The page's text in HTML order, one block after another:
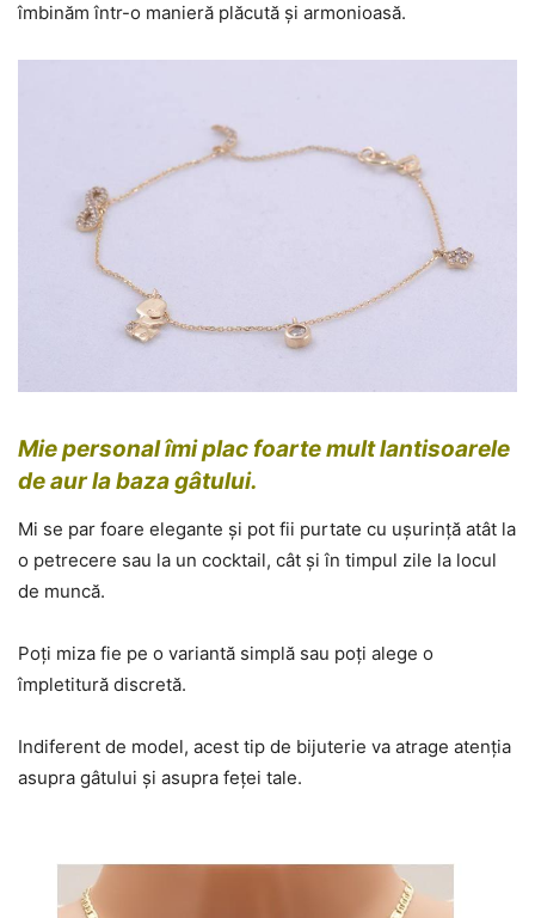
îmbinăm într-o manieră plăcută și armonioasă.
Mie personal îmi plac foarte mult lantisoarele
de aur la baza gâtului.
Mi se par foare elegante și pot fii purtate cu ușurință atât la
o petrecere sau la un cocktail, cât și în timpul zile la locul
de muncă.
Poți miza fie pe o variantă simplă sau poți alege o
împletitură discretă.
Indiferent de model, acest tip de bijuterie va atrage atenția
asupra gâtului și asupra feței tale.